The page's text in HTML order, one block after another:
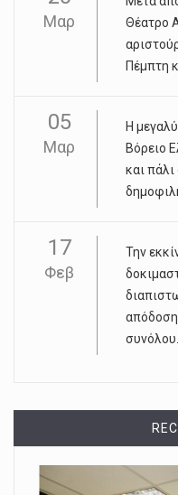
Μαρ
Θέατρο
Πέμπτη
05
Μαρ
Η
Βόρειο
και
17
Φεβ
Την
απόδοση
συνόλου...